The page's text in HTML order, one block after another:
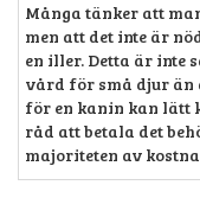
Många tänker att
men att det inte är
en iller. Detta är inte
vård för små djur
för en kanin kan lätt
råd att betala det
majoriteten av